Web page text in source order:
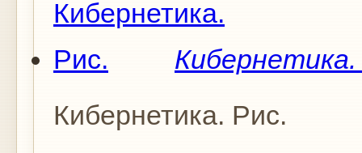
Кибернетика. Рис.